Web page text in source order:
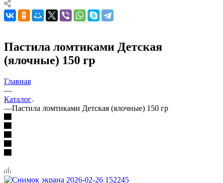
Пастила ломтиками Детская
(ялочные) 150 гр
Главная
—
Каталог
—Пастила ломтиками Детская (ялочные) 150 гр